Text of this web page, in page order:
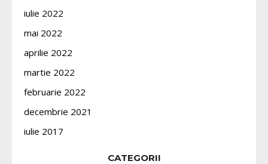
iulie 2022
mai 2022
aprilie 2022
martie 2022
februarie 2022
decembrie 2021
iulie 2017
CATEGORII